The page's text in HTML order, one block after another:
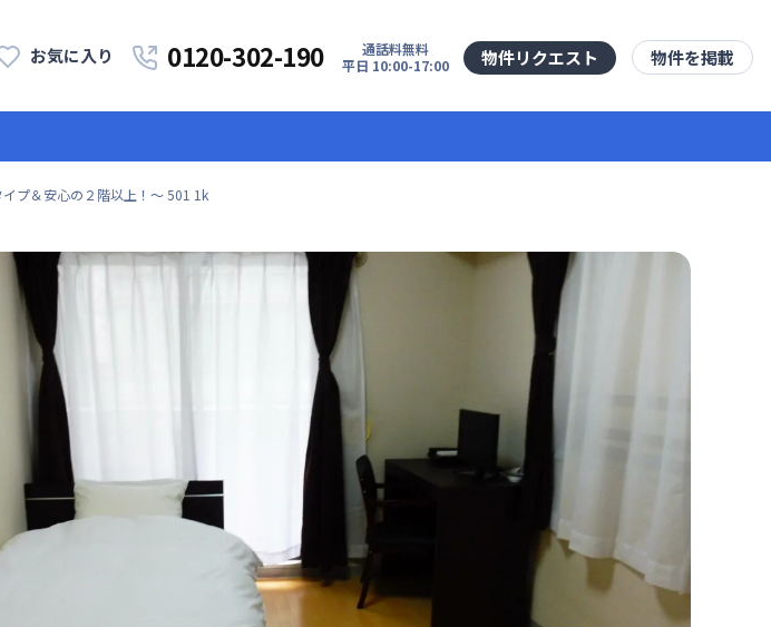
お気に入り 0120-302-190
通話料無料
平日 10:00-17:00
物件リクエスト 物件を掲載
プ＆安心の２階以上！〜 501 1k